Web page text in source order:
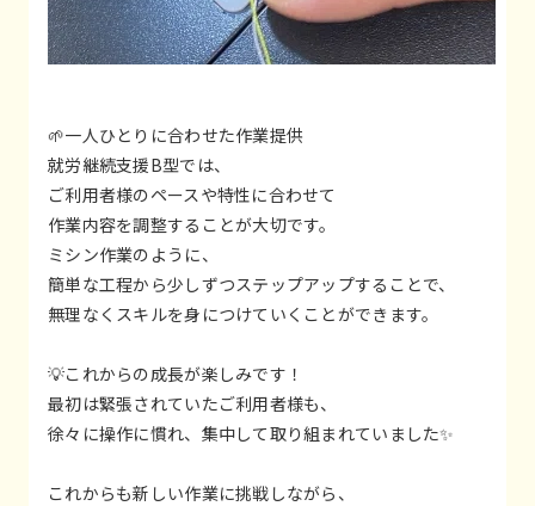
🌱一人ひとりに合わせた作業提供
就労継続支援B型では、
ご利用者様のペースや特性に合わせて
作業内容を調整することが大切です。
ミシン作業のように、
簡単な工程から少しずつステップアップすることで、
無理なくスキルを身につけていくことができます。
💡これからの成長が楽しみです！
最初は緊張されていたご利用者様も、
徐々に操作に慣れ、集中して取り組まれていました✨
これからも新しい作業に挑戦しながら、